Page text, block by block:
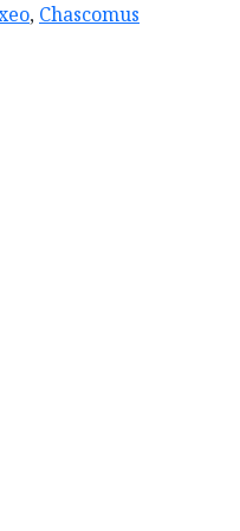
, Chascomus